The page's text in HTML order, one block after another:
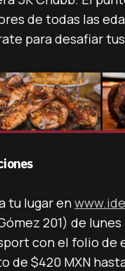
de todas las
para desafiar
tu lugar en
201) de
con el folio
de $420 MXN